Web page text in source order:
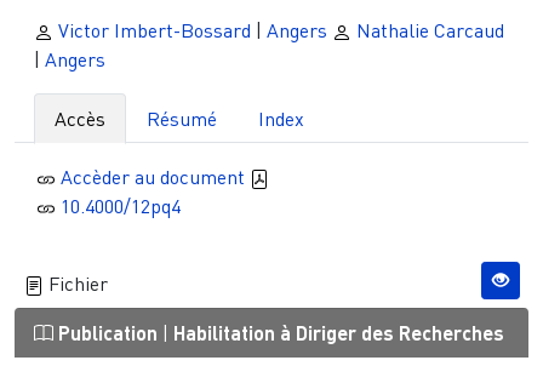
Victor Imbert-Bossard Angers
Nathalie Carcaud
Angers
Accès Résumé Index
Accèder au document
10.4000/12pq4
Fichier
Publication Habilitation à Diriger des Recherches